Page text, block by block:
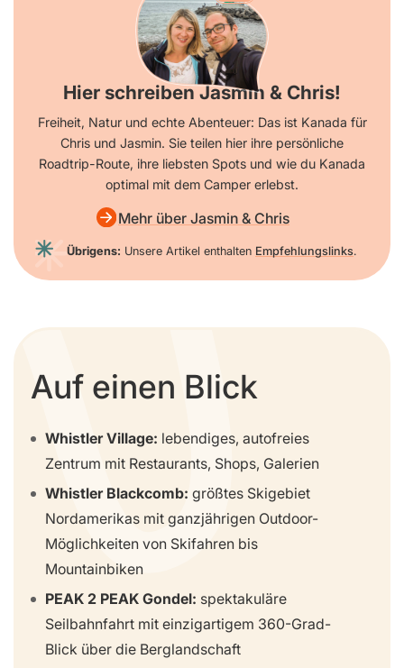
Hier schreiben Jasmin & Chris!
Freiheit, Natur und echte Abenteuer: Das ist Kanada für
Chris und Jasmin. Sie teilen hier ihre persönliche
Roadtrip-Route, ihre liebsten Spots und wie du Kanada
optimal mit dem Camper erlebst.
Mehr über Jasmin & Chris
Übrigens: Unsere Artikel enthalten Empfehlungslinks.
Auf einen Blick
Whistler Village: lebendiges, autofreies
Zentrum mit Restaurants, Shops, Galerien
Whistler Blackcomb: größtes Skigebiet
Nordamerikas mit ganzjährigen Outdoor-
Möglichkeiten von Skifahren bis
Mountainbiken
PEAK 2 PEAK Gondel: spektakuläre
Seilbahnfahrt mit einzigartigem 360-Grad-
Blick über die Berglandschaft